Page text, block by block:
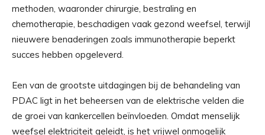
methoden, waaronder chirurgie, bestraling en
chemotherapie, beschadigen vaak gezond weefsel, terwijl
nieuwere benaderingen zoals immunotherapie beperkt
succes hebben opgeleverd.
Een van de grootste uitdagingen bij de behandeling van
PDAC ligt in het beheersen van de elektrische velden die
de groei van kankercellen beïnvloeden. Omdat menselijk
weefsel elektriciteit geleidt, is het vrijwel onmogelijk